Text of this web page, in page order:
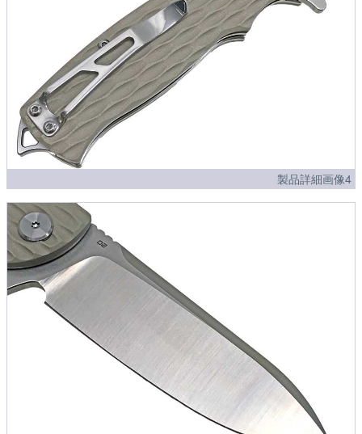
製品詳細画像4